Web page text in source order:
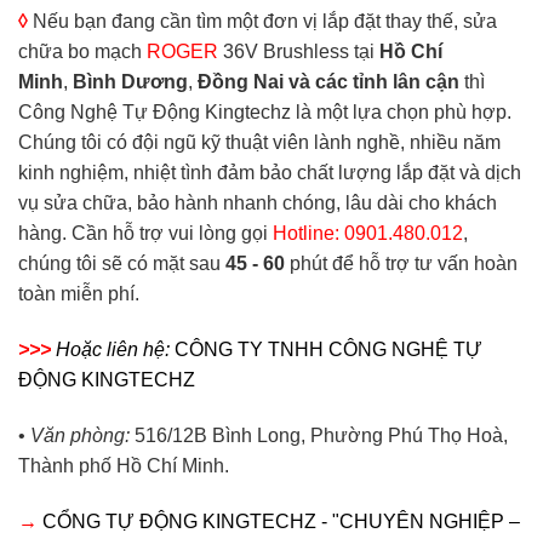
Kiểm soát hành trình thông minh : Tự động học hành
trình, tự động giảm tốc ở cuối hành trình đóng/mở và đảo
chiều ngay lập tức khi gặp vật cản để đảm bảo an toàn
tuyệt đối.
Khả năng kết nối mở rộng: Tích hợp sẵn card thu
sóng điều khiển từ xa. Dễ dàng đấu nối với các cảm biến
an toàn (Photocell), đèn nhấp nháy báo hiệu, khóa điện và
kết nối trực tiếp với hệ thống SmartHome hoặc thiết bị điều
khiển qua điện thoại.
Nguồn lưu điện dự phòng
◊ Nếu bạn đang cần tìm một đơn vị lắp đặt thay thế, sửa
chữa bo mạch ROGER 36V Brushless tại Hồ Chí
Minh, Bình Dương, Đồng Nai và các tỉnh lân cận thì
Công Nghệ Tự Động Kingtechz là một lựa chọn phù hợp.
Chúng tôi có đội ngũ kỹ thuật viên lành nghề, nhiều năm
kinh nghiệm, nhiệt tình đảm bảo chất lượng lắp đặt và dịch
vụ sửa chữa, bảo hành nhanh chóng, lâu dài cho khách
hàng. Cần hỗ trợ vui lòng gọi Hotline: 0901.480.012,
chúng tôi sẽ có mặt sau 45 - 60 phút để hỗ trợ tư vấn hoàn
toàn miễn phí.
>>> Hoặc liên hệ: CÔNG TY TNHH CÔNG NGHỆ TỰ
ĐỘNG KINGTECHZ
• Văn phòng: 516/12B Bình Long, Phường Phú Thọ Hoà,
Thành phố Hồ Chí Minh.
→ CỔNG TỰ ĐỘNG KINGTECHZ - "CHUYÊN NGHIỆP –